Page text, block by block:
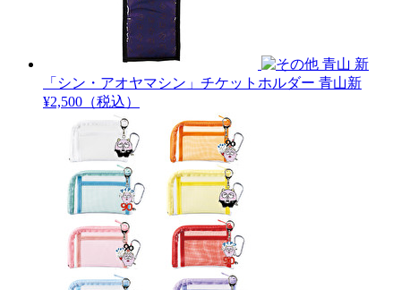
青山 新
「シン・アオヤマシン」チケットホルダー 青山新
¥2,500（税込）